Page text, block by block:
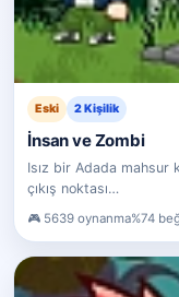
Eski 2 Kişilik
İnsan ve Zombi
Isız bir Adada mahsur
çıkış noktası…
5639 oynanma%74